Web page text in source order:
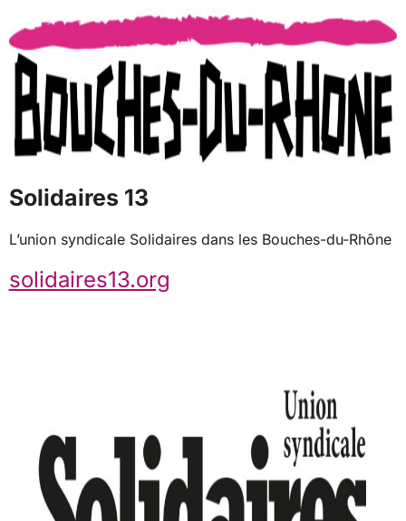
Solidaires 13
L’union syndicale Solidaires dans les Bouches-du-Rhône
solidaires13.org